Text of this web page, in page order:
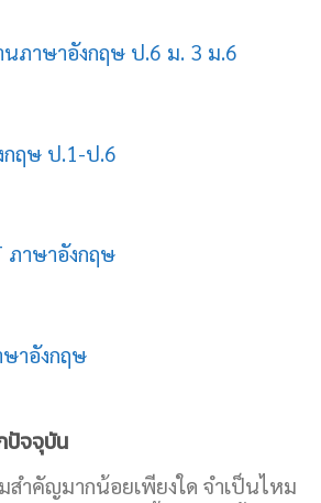
ภาษาอังกฤษ ป.6 ม. 3 ม.6
ฤษ ป.1-ป.6
ภาษาอังกฤษ
าอังกฤษ
ปัจจุบัน
สำคัญมากน้อยเพียงใด จำเป็นไหม